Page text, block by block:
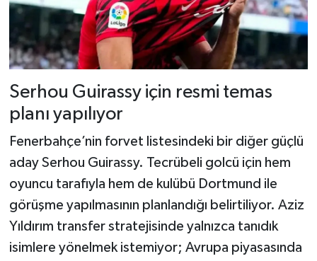
Serhou Guirassy için resmi temas
planı yapılıyor
Fenerbahçe’nin forvet listesindeki bir diğer güçlü
aday Serhou Guirassy. Tecrübeli golcü için hem
oyuncu tarafıyla hem de kulübü Dortmund ile
görüşme yapılmasının planlandığı belirtiliyor. Aziz
Yıldırım transfer stratejisinde yalnızca tanıdık
isimlere yönelmek istemiyor; Avrupa piyasasında